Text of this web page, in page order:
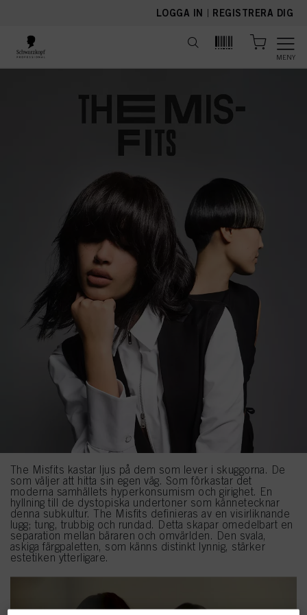
LOGGA IN | REGISTRERA DIG
MENY
The Misfits kastar ljus på dem som lever i skuggorna. De
som väljer att hitta sin egen väg. Som förkastar det
moderna samhällets hyperkonsumism och girighet. En
hyllning till de dystopiska undertoner som kännetecknar
denna subkultur. The Misfits definieras av en visirliknande
lugg; tung, trubbig och rundad. Detta skapar omedelbart en
separation mellan bäraren och omvärlden. Den svala,
askiga färgpaletten, som känns distinkt lynnig, stärker
estetiken ytterligare.